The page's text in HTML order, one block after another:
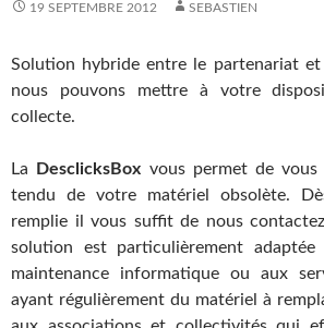
19 SEPTEMBRE 2012 SEBASTIEN
Solution hybride entre le partenariat et
nous pouvons mettre à votre
collecte.
La DesclicksBox vous permet de
tendu de votre matériel obsolète.
remplie il vous suffit de nous
solution est particulièrement
maintenance informatique ou aux
ayant régulièrement du matériel à